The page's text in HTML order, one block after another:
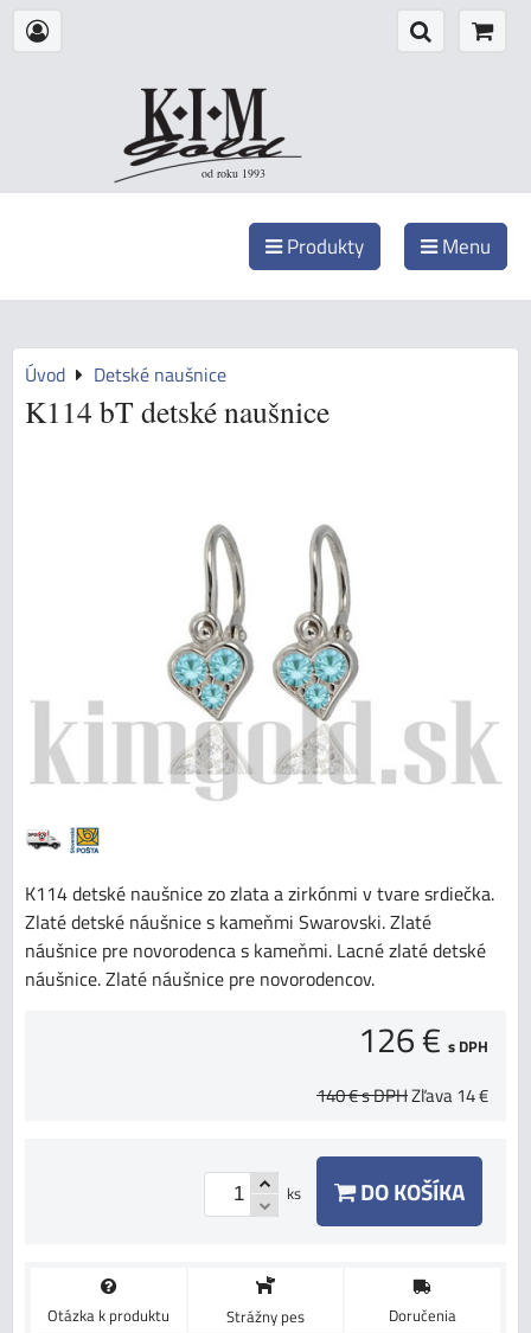
od roku 1993
Produkty Menu
Úvod Detské naušnice
K114 bT detské naušnice
K114 detské naušnice zo zlata a zirkónmi v tvare srdiečka.
Zlaté detské náušnice s kameňmi Swarovski. Zlaté
náušnice pre novorodenca s kameňmi. Lacné zlaté detské
náušnice. Zlaté náušnice pre novorodencov.
126 € s DPH
140 €s DPHZľava14 €
ks DO KOŠÍKA
Otázka k produktu Strážny pes Doručenia